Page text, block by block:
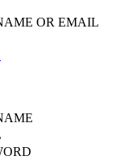
OR EMAIL